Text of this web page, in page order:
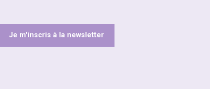
Je m'inscris à la newsletter